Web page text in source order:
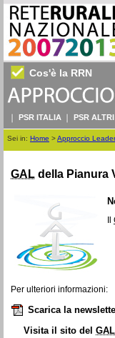
Cos'è la RRN
PSR ITALIA PSR
Sei in: Home >Approccio Leader
GAL della Pianura
Per ulteriori informazioni:
Scarica la
Visita il sito del GAL